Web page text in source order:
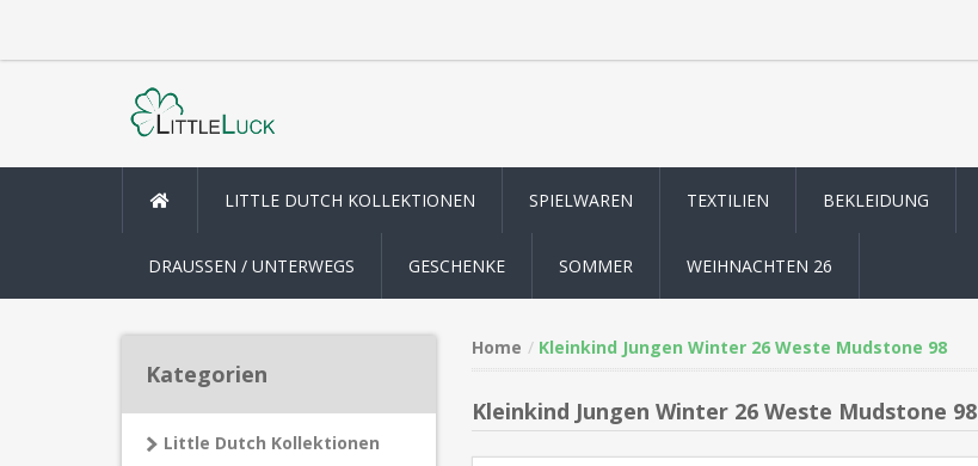
LITTLE DUTCH KOLLEKTIONEN SPIELWAREN TEXTILIEN BEKLEIDUNG
DRAUSSEN / UNTERWEGS GESCHENKE SOMMER WEIHNACHTEN 26
Kategorien
Little Dutch Kollektionen
Home Kleinkind Jungen Winter 26 Weste Mudstone 98
Kleinkind Jungen Winter 26 Weste Mudstone 98